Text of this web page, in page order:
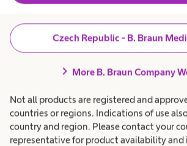
Czech Republic - B. Braun
chevron_right More B. Braun Company
Not all products are registered and
countries or regions. Indications of use
country and region. Please contact your
representative for product availability
Jaký je B. Braun
zaměstnavatel?
Pokud vás to zajímá, zde najdete